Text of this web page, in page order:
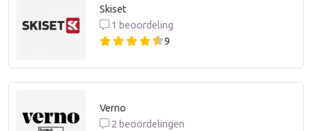
Skiset
1 beoordeling
9
Verno
2 beoordelingen